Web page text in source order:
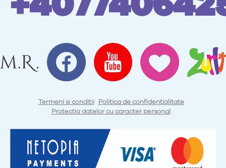
Termeni si conditii
Politica de confidentialitate
Protectia datelor cu caracter personal